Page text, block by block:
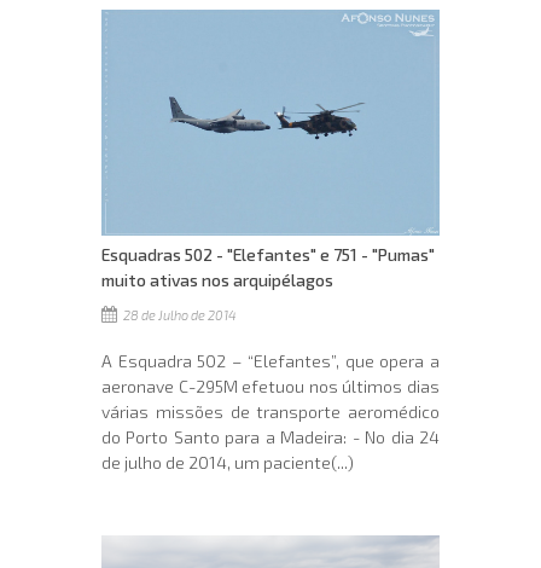
Esquadras 502 - "Elefantes" e 751 - "Pumas"
muito ativas nos arquipélagos
28 de Julho de 2014
A Esquadra 502 – “Elefantes”, que opera a
aeronave C-295M efetuou nos últimos dias
várias missões de transporte aeromédico
do Porto Santo para a Madeira: - No dia 24
de julho de 2014, um paciente(...)